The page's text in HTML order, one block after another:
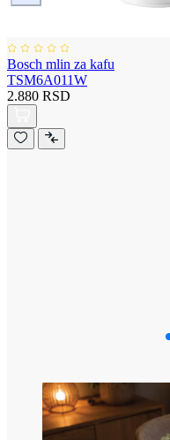
Bosch mlin za kafu
TSM6A011W
2.880 RSD